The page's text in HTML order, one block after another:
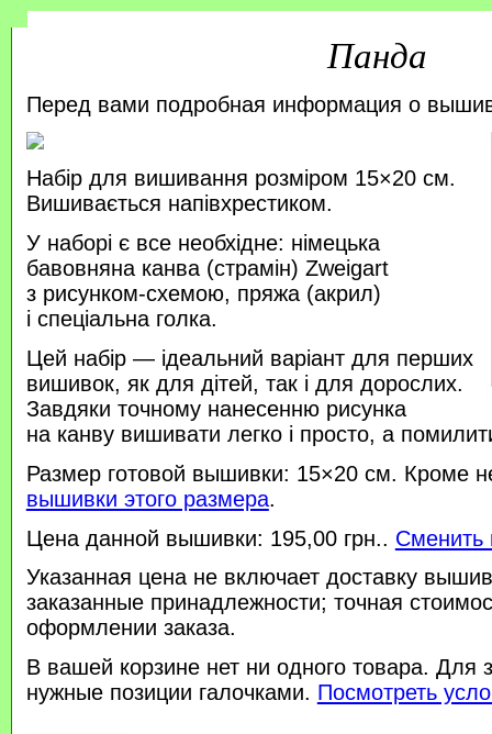
Панда
Перед вами подробная информация о
Набір для вишивання розміром 15×20 см.
Вишивається напівхрестиком.
У наборі є все необхідне: німецька
бавовняна канва (страмін) Zweigart
з рисунком-схемою, пряжа (акрил)
і спеціальна голка.
Цей набір — ідеальний варіант для перших
вишивок, як для дітей, так і для дорослих.
Завдяки точному нанесенню рисунка
на канву вишивати легко і просто, а
Размер готовой вышивки: 15×20 см. Кроме
вышивки этого размера.
Цена данной вышивки: 195,00 грн.. Сменить
Указанная цена не включает доставку
заказанные принадлежности; точная
оформлении заказа.
В вашей корзине нет ни одного товара. Для
нужные позиции галочками. Посмотреть